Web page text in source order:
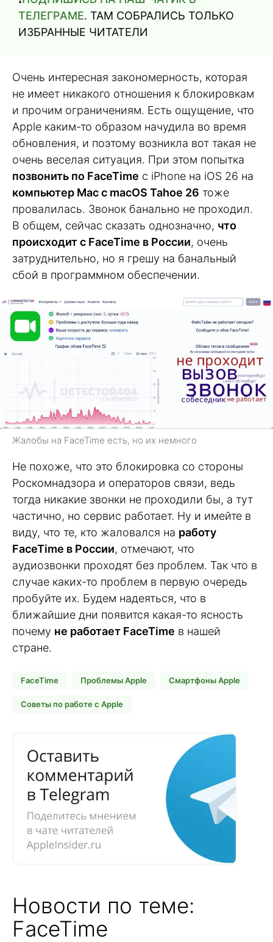
ТЕЛЕГРАМЕ. ТАМ СОБРАЛИСЬ ТОЛЬКО
ИЗБРАННЫЕ ЧИТАТЕЛИ
Очень интересная закономерность, которая
не имеет никакого отношения к блокировкам
и прочим ограничениям. Есть ощущение, что
Apple каким-то образом начудила во время
обновления, и поэтому возникла вот такая не
очень веселая ситуация. При этом попытка
позвонить по FaceTime с iPhone на iOS 26 на
компьютер Mac с macOS Tahoe 26 тоже
провалилась. Звонок банально не проходил.
В общем, сейчас сказать однозначно, что
происходит с FaceTime в России, очень
затруднительно, но я грешу на банальный
сбой в программном обеспечении.
Жалобы на FaceTime есть, но их немного
Не похоже, что это блокировка со стороны
Роскомнадзора и операторов связи, ведь
тогда никакие звонки не проходили бы, а тут
частично, но сервис работает. Ну и имейте в
виду, что те, кто жаловался на работу
FaceTime в России, отмечают, что
аудиозвонки проходят без проблем. Так что в
случае каких-то проблем в первую очередь
пробуйте их. Будем надеяться, что в
ближайшие дни появится какая-то ясность
почему не работает FaceTime в нашей
стране.
FaceTime Проблемы Apple Смартфоны Apple
Советы по работе с Apple
Новости по теме:
FaceTime